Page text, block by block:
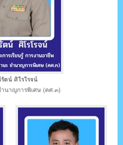
ตน์ ศิโรโรจน์
นาญการพิเศษ (คศ.๓)